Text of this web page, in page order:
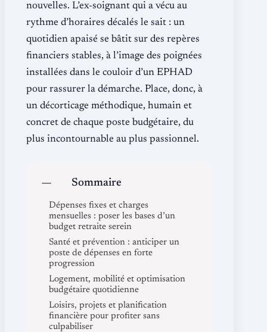
nouvelles. L’ex-soignant qui a vécu au
rythme d’horaires décalés le sait : un
quotidien apaisé se bâtit sur des repères
financiers stables, à l’image des poignées
installées dans le couloir d’un EPHAD
pour rassurer la démarche. Place, donc, à
un décorticage méthodique, humain et
concret de chaque poste budgétaire, du
plus incontournable au plus passionnel.
Sommaire
Dépenses fixes et charges
mensuelles : poser les bases d’un
budget retraite serein
Santé et prévention : anticiper un
poste de dépenses en forte
progression
Logement, mobilité et optimisation
budgétaire quotidienne
Loisirs, projets et planification
financière pour profiter sans
culpabiliser